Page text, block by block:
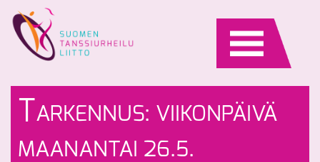
content
ARKENNUS: VIIKONPÄIVÄ
MAANANTAI 26.5.